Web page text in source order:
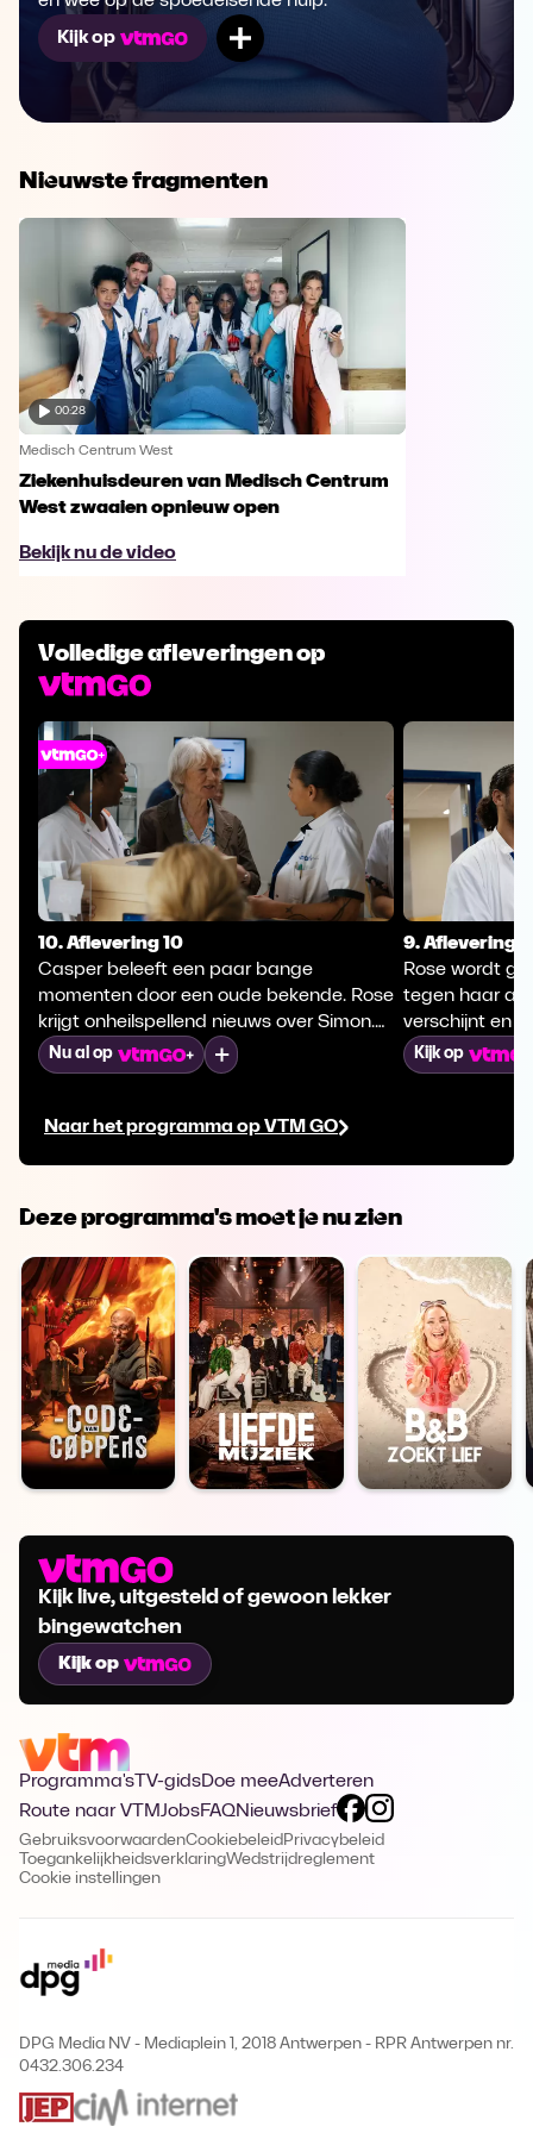
Kijk op
Nieuwste fragmenten
00:28
Medisch Centrum West
Ziekenhuisdeuren van Medisch Centrum
West zwaaien opnieuw open
Bekijk nu de video
Volledige afleveringen op
Naar het programma op VTM GO
10. Aflevering 10
Casper beleeft een paar bange
momenten door een oude bekende. Rose
krijgt onheilspellend nieuws over Simon.
Op Kees' surprise party voor zijn 25-jarig
jubileum komt Marleen met negatief
plan en vinden elkaar.
Nu al op
9. Aflevering 9
Rose wordt
tegen haar
verschijnt en
misstand op
Milo moet
Kijk op
Deze programma's moet je nu zien
Kijk live, uitgesteld of gewoon lekker
bingewatchen
Kijk op
Programma's TV-gidsDoe meeAdverteren
Route naar VTMJobsFAQNieuwsbrief
GebruiksvoorwaardenCookiebeleid Privacybeleid
ToegankelijkheidsverklaringWedstrijdreglement
Cookie instellingen
DPG Media NV - Mediaplein 1, 2018 Antwerpen - RPR Antwerpen nr.
0432.306.234